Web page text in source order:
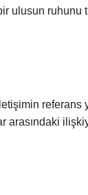
ulusun
arasındaki